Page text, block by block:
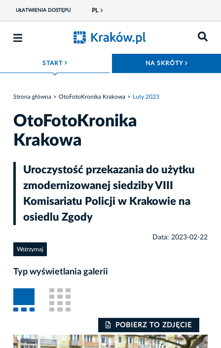
UŁATWIENIA DOSTĘPU PL
START ROZWIŃ MENU NA SKRÓTY
Strona główna OtoFotoKronika Krakowa Luty 2023
OtoFotoKronika
Krakowa
Uroczystość przekazania do użytku
zmodernizowanej siedziby VIII
Komisariatu Policji w Krakowie na
osiedlu Zgody
Data: 2023-02-22
Wstrzymaj
Typ wyświetlania galerii
POBIERZ TO ZDJĘCIE